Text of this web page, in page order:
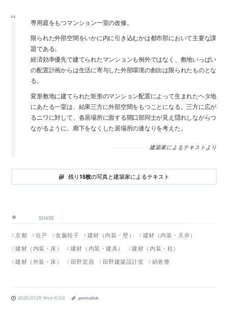
専用庭をもつマンション一室の改修。
限られた外部空間をいかに内に引き込むかは都市部において主要な課
題である。
経済効率優先で建てられたマンションも例外ではなく、敷地いっぱい
の配置計画からは生活に寄与した外部環境の創出は限られたものとな
る。
変形敷地に建てられた矩形のマンション配置によって生まれたヘタ地
にあたる一室は、結果三方に外部空間をもつことになる。三方に広が
るニワに対して、各居場所に面する開口部同士が見え隠れしながらつ
ながるように、廊下をなくした居場所の連なりを考えた。
建築家によるテキストより
残り15枚の写真と建築家によるテキスト
SHARE
京都 住戸 友藤桂子 建材（内装・壁）
建材（内装・天井）
建材（内装・床）
建材（内装・建具）
建材（内装・柱）
建材（外装・床）
田野宏昌 田野建築設計室 絹巻豊
2020.07.29 Wed 10:52 permalink